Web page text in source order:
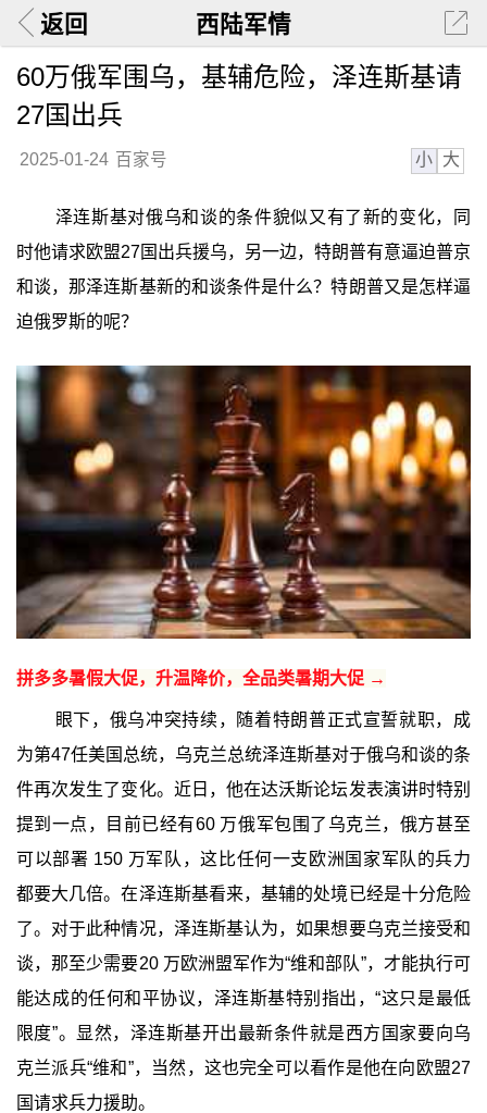
返回 西陆军情
60万俄军围乌，基辅危险，泽连斯基请
27国出兵
2025-01-24 百家号 小 大
泽连斯基对俄乌和谈的条件貌似又有了新的变化，同
时他请求欧盟27国出兵援乌，另一边，特朗普有意逼迫普京
和谈，那泽连斯基新的和谈条件是什么？特朗普又是怎样逼
迫俄罗斯的呢？
拼多多暑假大促，升温降价，全品类暑期大促 →
眼下，俄乌冲突持续，随着特朗普正式宣誓就职，成
为第47任美国总统，乌克兰总统泽连斯基对于俄乌和谈的条
件再次发生了变化。近日，他在达沃斯论坛发表演讲时特别
提到一点，目前已经有60 万俄军包围了乌克兰，俄方甚至
可以部署 150 万军队，这比任何一支欧洲国家军队的兵力
都要大几倍。在泽连斯基看来，基辅的处境已经是十分危险
了。对于此种情况，泽连斯基认为，如果想要乌克兰接受和
谈，那至少需要20 万欧洲盟军作为“维和部队”，才能执行可
能达成的任何和平协议，泽连斯基特别指出，“这只是最低
限度”。显然，泽连斯基开出最新条件就是西方国家要向乌
克兰派兵“维和”，当然，这也完全可以看作是他在向欧盟27
国请求兵力援助。